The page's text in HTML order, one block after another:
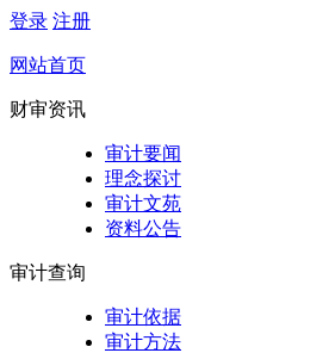
登录 注册
网站首页
财审资讯
审计要闻
理念探讨
审计文苑
资料公告
审计查询
审计依据
审计方法